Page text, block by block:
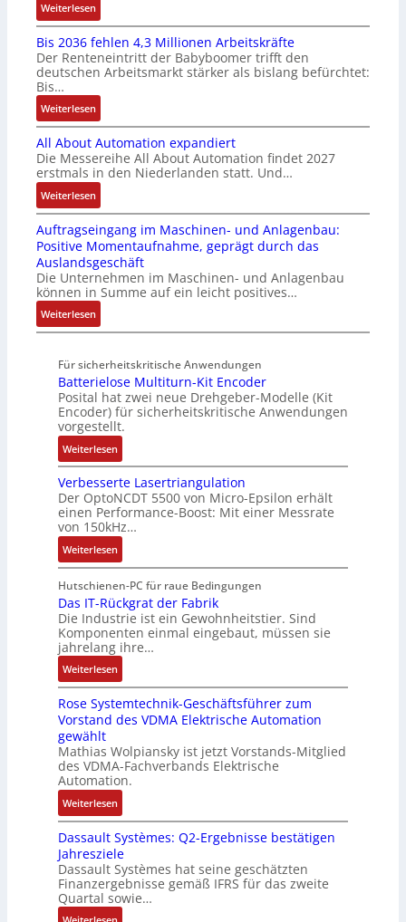
a
n
u
c
C
-
S
y
t
e
m
e
n
b
e
ä
t
i
g
R
e
i
e
g
a
L
3
f
ü
r
s
i
c
h
e
r
e
E
n
t
w
i
c
k
l
u
n
g
l
t
i
v
r
i
b
l
e
S
e
u
e
r
u
n
I
n
t
e
g
r
a
t
i
o
n
v
o
n
A
G
V
u
n
d
o
b
o
t
Weiterlesen:
K
I
b
r
a
u
c
h
t
S
t
r
u
k
t
u
r
Bis 2036 fehlen 4,3 Millionen Arbeitskräfte
Der Renteneintritt der Babyboomer trifft den
deutschen Arbeitsmarkt stärker als bislang befürchtet:
Bis…
Weiterlesen:
B
i
s
2
0
3
6
f
e
h
l
e
n
,
3
M
i
l
l
i
o
n
e
n
A
r
b
e
i
t
s
k
r
ä
f
t
e
All About Automation expandiert
Die Messereihe All About Automation findet 2027
erstmals in den Niederlanden statt. Und…
Weiterlesen:
A
l
l
A
b
o
u
t
u
t
o
m
a
t
i
o
n
e
x
p
a
n
d
i
e
r
t
Auftragseingang im Maschinen- und Anlagenbau:
Positive Momentaufnahme, geprägt durch das
Auslandsgeschäft
Die Unternehmen im Maschinen- und Anlagenbau
können in Summe auf ein leicht positives…
Weiterlesen:
A
f
t
r
a
g
s
e
i
n
g
a
n
g
i
m
M
a
s
c
h
i
n
e
n
-
A
n
l
a
g
Für sicherheitskritische Anwendungen
Batterielose Multiturn-Kit Encoder
Posital hat zwei neue Drehgeber-Modelle (Kit
Encoder) für sicherheitskritische Anwendungen
vorgestellt.
Weiterlesen:
B
a
t
t
e
r
i
e
l
o
s
e
M
u
l
t
t
u
r
n
-
K
i
t
E
n
Verbesserte Lasertriangulation
Der OptoNCDT 5500 von Micro-Epsilon erhält
einen Performance-Boost: Mit einer Messrate
von 150kHz…
Weiterlesen:
V
e
r
b
e
s
s
e
r
t
L
a
s
e
r
t
r
i
a
n
Hutschienen-PC für raue Bedingungen
Das IT-Rückgrat der Fabrik
Die Industrie ist ein Gewohnheitstier. Sind
Komponenten einmal eingebaut, müssen sie
jahrelang ihre…
Weiterlesen:
D
a
s
T
-
R
ü
c
k
g
r
a
t
Rose Systemtechnik-Geschäftsführer zum
Vorstand des VDMA Elektrische Automation
gewählt
Mathias Wolpiansky ist jetzt Vorstands-Mitglied
des VDMA-Fachverbands Elektrische
Automation.
Weiterlesen:
R
o
s
e
S
y
Dassault Systèmes: Q2-Ergebnisse bestätigen
Jahresziele
Dassault Systèmes hat seine geschätzten
Finanzergebnisse gemäß IFRS für das zweite
Quartal sowie…
: